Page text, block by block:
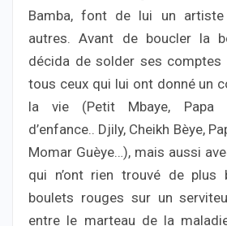
Bamba, font de lui un
autres. Avant de boucler la
décida de solder ses
tous ceux qui lui ont donné un
la vie (Petit Mbaye, Papa
d’enfance.. Djily, Cheikh Bèye,
Momar Guèye…), mais aussi
qui n’ont rien trouvé de plus
boulets rouges sur un
entre le marteau de la